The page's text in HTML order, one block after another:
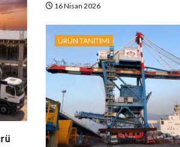
16 Nisan 2026
ÜRÜN TANITIMI